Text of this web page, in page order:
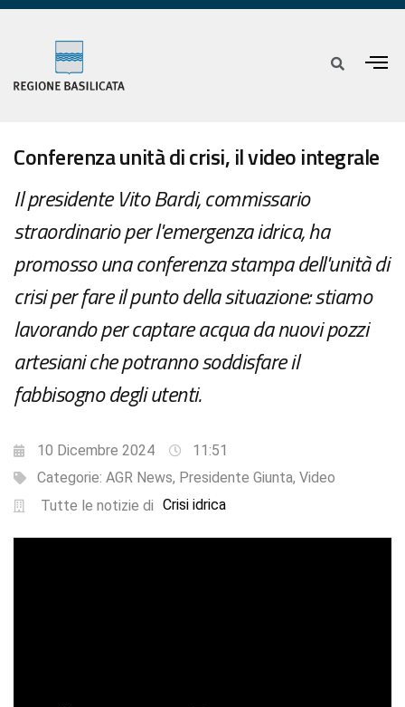
Conferenza unità di crisi, il video integrale
Il presidente Vito Bardi, commissario
straordinario per l'emergenza idrica, ha
promosso una conferenza stampa dell'unità di
crisi per fare il punto della situazione: stiamo
lavorando per captare acqua da nuovi pozzi
artesiani che potranno soddisfare il
fabbisogno degli utenti.
10 Dicembre 2024
11:51
Categorie: AGR News, Presidente Giunta, Video
Tutte le notizie di Crisi idrica